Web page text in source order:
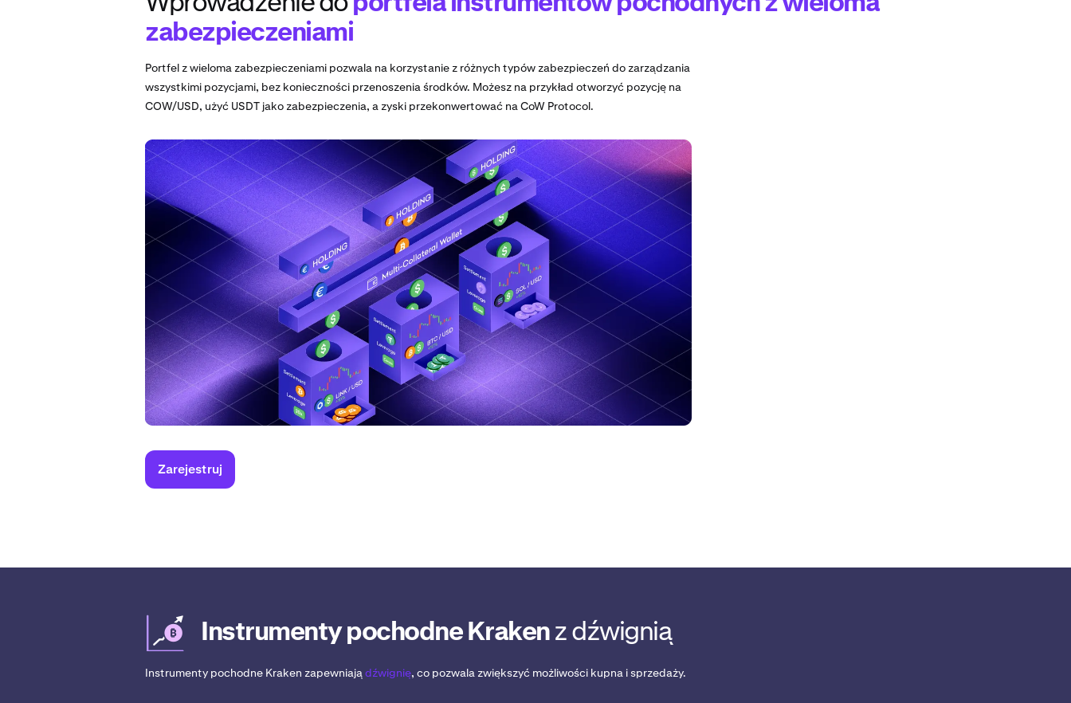
zabezpieczeniami
Portfel z wieloma zabezpieczeniami pozwala na korzystanie z różnych typów zabezpieczeń do zarządzania
wszystkimi pozycjami, bez konieczności przenoszenia środków. Możesz na przykład otworzyć pozycję na
COW/USD, użyć USDT jako zabezpieczenia, a zyski przekonwertować na CoW Protocol.
Zarejestruj
Instrumenty pochodne Krakenz dźwignią
Instrumenty pochodne Kraken zapewniajądźwignię, co pozwala zwiększyć możliwości kupna i sprzedaży.